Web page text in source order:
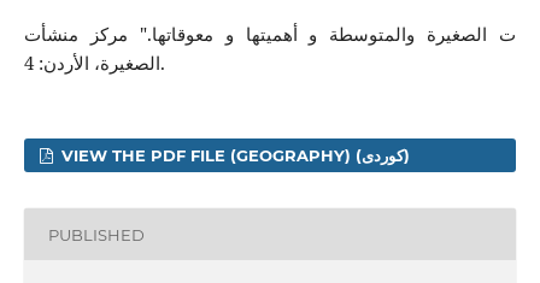
ت الصغیرة والمتوسطة و ‌أهمیتها و معوقاتها." مرکز منشأت
الصغیرة، الأردن: 4.
VIEW THE PDF FILE (GEOGRAPHY) (کوردی)
PUBLISHED